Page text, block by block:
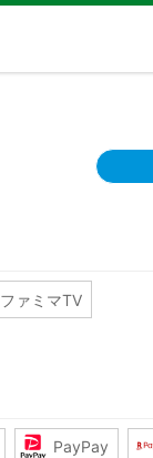
ファミマTV
PayPay